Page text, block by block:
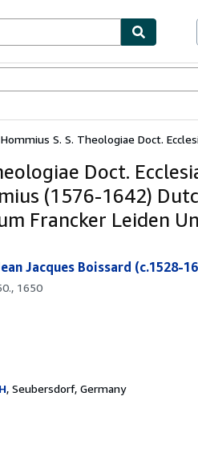
S. S. Theologiae Doct.
Doct.
(1576-1642)
Francker Leiden
Jacques Boissard (c.1528-
1650
, Seubersdorf, Germany